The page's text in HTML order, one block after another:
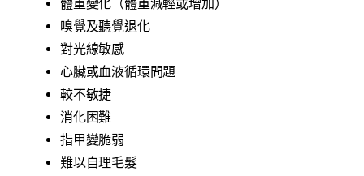
體重變化（體重減輕或增加）
嗅覺及聽覺退化
對光線敏感
心臟或血液循環問題
較不敏捷
消化困難
指甲變脆弱
難以自理毛髮